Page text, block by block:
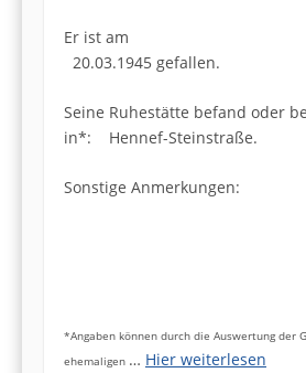
Er ist
20.03.1945 gefallen.
Seine Ruhestätte befand oder
in*: Hennef-Steinstraße.
Sonstige Anmerkungen:
*Angaben können durch die Auswertung der
ehemaligen … Hier weiterlesen